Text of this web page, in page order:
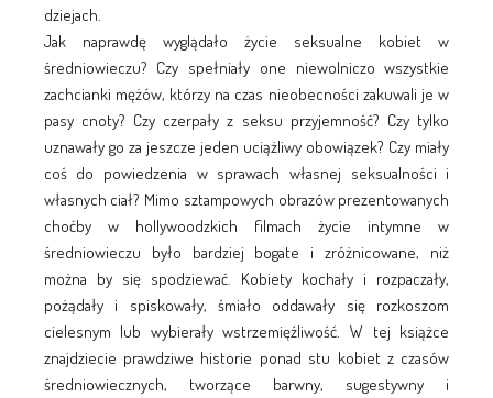
dziejach.
Jak naprawdę wyglądało życie seksualne kobiet w
średniowieczu? Czy spełniały one niewolniczo wszystkie
zachcianki mężów, którzy na czas nieobecności zakuwali je w
pasy cnoty? Czy czerpały z seksu przyjemność? Czy tylko
uznawały go za jeszcze jeden uciążliwy obowiązek? Czy miały
coś do powiedzenia w sprawach własnej seksualności i
własnych ciał? Mimo sztampowych obrazów prezentowanych
choćby w hollywoodzkich filmach życie intymne w
średniowieczu było bardziej bogate i zróżnicowane, niż
można by się spodziewać. Kobiety kochały i rozpaczały,
pożądały i spiskowały, śmiało oddawały się rozkoszom
cielesnym lub wybierały wstrzemięźliwość. W tej książce
znajdziecie prawdziwe historie ponad stu kobiet z czasów
średniowiecznych, tworzące barwny, sugestywny i